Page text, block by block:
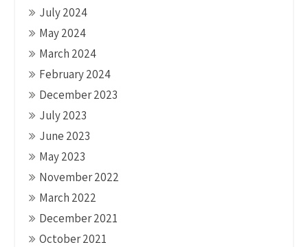
July 2024
May 2024
March 2024
February 2024
December 2023
July 2023
June 2023
May 2023
November 2022
March 2022
December 2021
October 2021